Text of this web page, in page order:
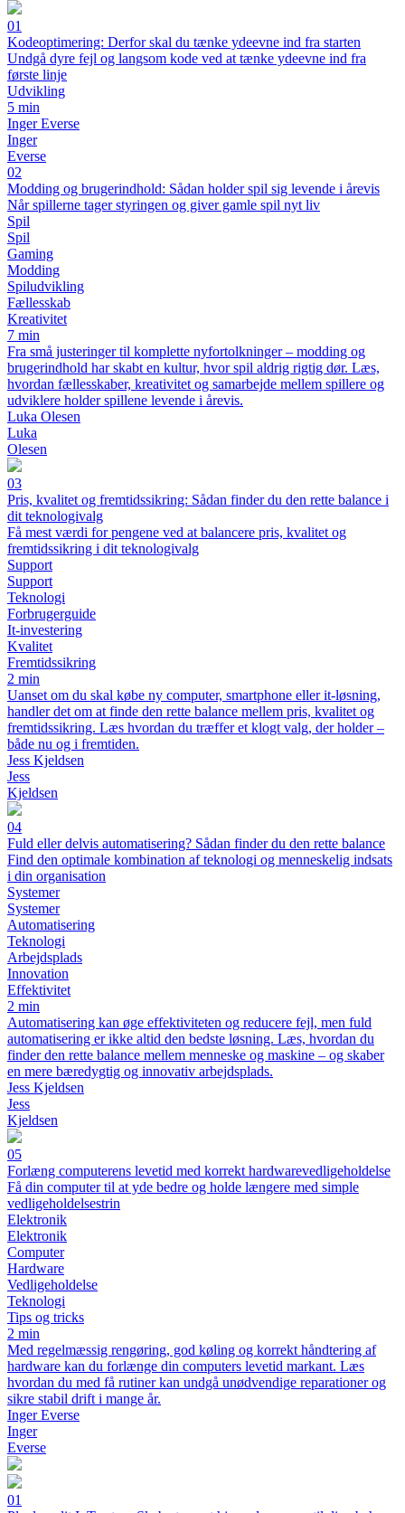
01
Kodeoptimering: Derfor skal du tænke ydeevne ind fra starten
Undgå dyre fejl og langsom kode ved at tænke ydeevne ind fra
første linje
Udvikling
5 min
Inger Everse
Inger
Everse
02
Modding og brugerindhold: Sådan holder spil sig levende i årevis
Når spillerne tager styringen og giver gamle spil nyt liv
Spil
Spil
Gaming
Modding
Spiludvikling
Fællesskab
Kreativitet
7 min
Fra små justeringer til komplette nyfortolkninger – modding og
brugerindhold har skabt en kultur, hvor spil aldrig rigtig dør. Læs,
hvordan fællesskaber, kreativitet og samarbejde mellem spillere og
udviklere holder spillene levende i årevis.
Luka Olesen
Luka
Olesen
03
Pris, kvalitet og fremtidssikring: Sådan finder du den rette balance i
dit teknologivalg
Få mest værdi for pengene ved at balancere pris, kvalitet og
fremtidssikring i dit teknologivalg
Support
Support
Teknologi
Forbrugerguide
It-investering
Kvalitet
Fremtidssikring
2 min
Uanset om du skal købe ny computer, smartphone eller it-løsning,
handler det om at finde den rette balance mellem pris, kvalitet og
fremtidssikring. Læs hvordan du træffer et klogt valg, der holder –
både nu og i fremtiden.
Jess Kjeldsen
Jess
Kjeldsen
04
Fuld eller delvis automatisering? Sådan finder du den rette balance
Find den optimale kombination af teknologi og menneskelig indsats
i din organisation
Systemer
Systemer
Automatisering
Teknologi
Arbejdsplads
Innovation
Effektivitet
2 min
Automatisering kan øge effektiviteten og reducere fejl, men fuld
automatisering er ikke altid den bedste løsning. Læs, hvordan du
finder den rette balance mellem menneske og maskine – og skaber
en mere bæredygtig og innovativ arbejdsplads.
Jess Kjeldsen
Jess
Kjeldsen
05
Forlæng computerens levetid med korrekt hardwarevedligeholdelse
Få din computer til at yde bedre og holde længere med simple
vedligeholdelsestrin
Elektronik
Elektronik
Computer
Hardware
Vedligeholdelse
Teknologi
Tips og tricks
2 min
Med regelmæssig rengøring, god køling og korrekt håndtering af
hardware kan du forlænge din computers levetid markant. Læs
hvordan du med få rutiner kan undgå unødvendige reparationer og
sikre stabil drift i mange år.
Inger Everse
Inger
Everse
01